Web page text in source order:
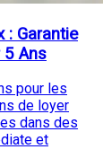
: Garantie
5 Ans
pour les
de loyer
dans des
et